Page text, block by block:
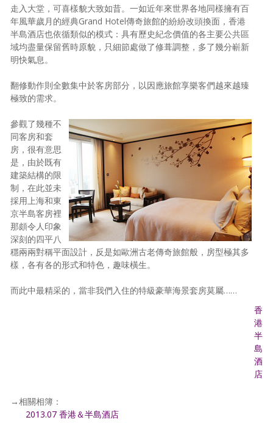
走入大堂，可喜樣貌大致如昔。一如近年來世界各地同樣擁有百
年風華歲月的經典Grand Hotel傳奇旅館的紛紛改頭換面，香港
半島酒店也依循類似的模式：具有歷史紀念價值的各主要公共區
域均盡量保留舊時原貌，只細節處做了修葺調整，多了幾分嶄新
明快氣息。
翻修動作則全數集中於客房部分，以因應旅館享樂客們越來越臻
極致的需求。
參觀了幾種不
同客房和套
房，很有意思
是，由於既有
建築結構的限
制，在此並未
採用上海和東
京半島客房裡
那頗令人印象
深刻的四平八
穩兩兩對稱平面設計，反是如歐洲古老傳奇旅館般，房型極其多
樣，各有各的形式和特色，趣味橫生。
而此中最精采的，當非我們入住的特級豪華海景套房莫屬……
香
港
半
島
酒
店
→相關相簿：
2013.07 香港＆半島酒店